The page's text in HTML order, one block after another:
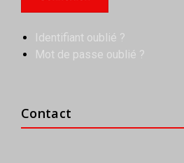
Identifiant oublié ?
Mot de passe oublié ?
Contact